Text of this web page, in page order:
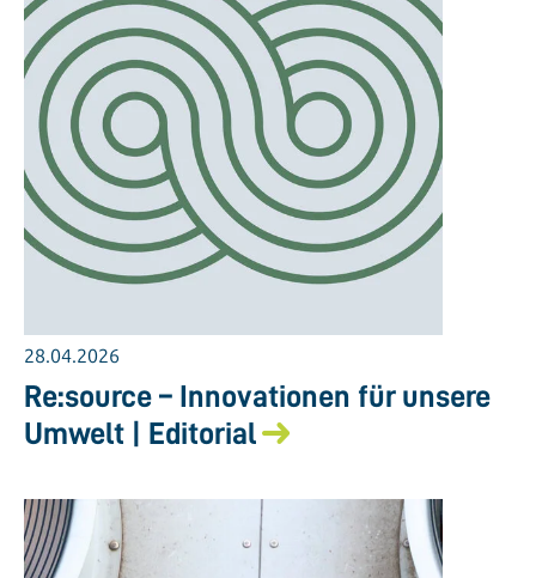
28.04.2026
Re:source – Innovationen für unsere
Umwelt | Editorial